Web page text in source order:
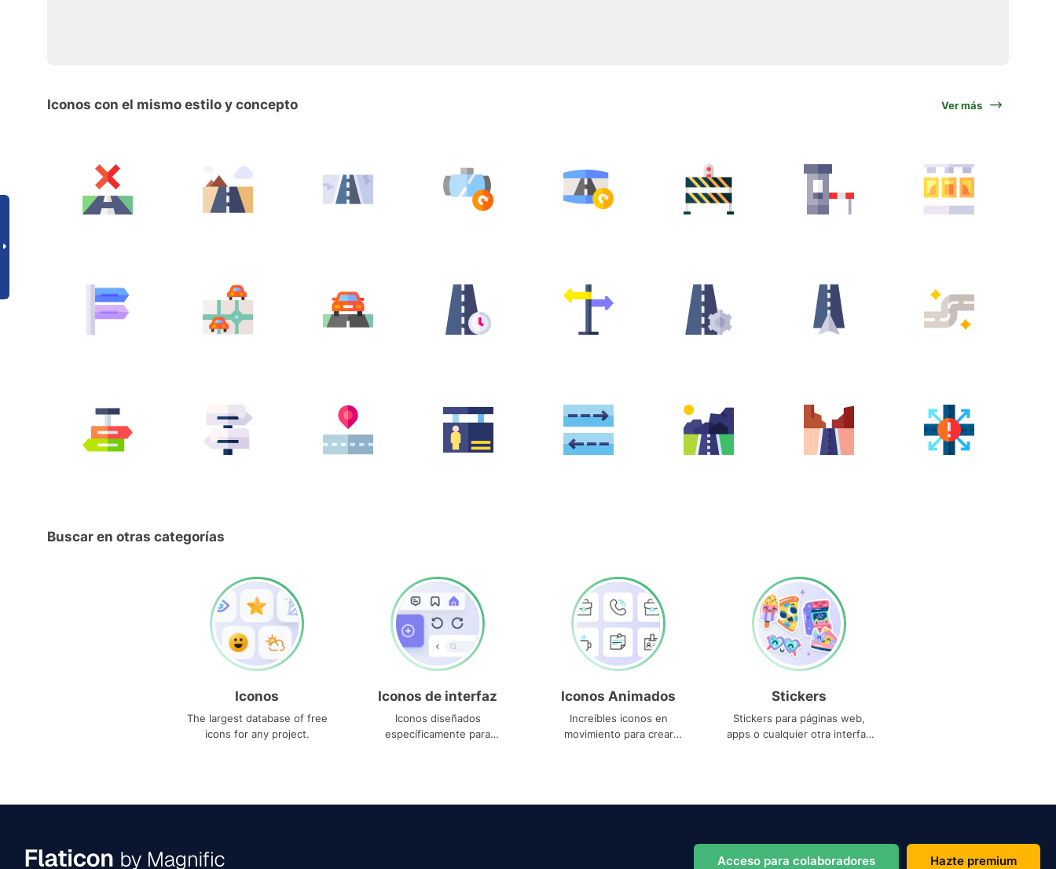
Iconos con el mismo estilo y concepto Ver más
Buscar en otras categorías
Iconos
The largest database of free
icons for any project.
Iconos de interfaz
Iconos diseñados
específicamente para
Iconos Animados
Increíbles iconos en
movimiento para crear
Stickers
Stickers para páginas web,
apps o cualquier otra interfaz
Acceso para colaboradores Hazte premium